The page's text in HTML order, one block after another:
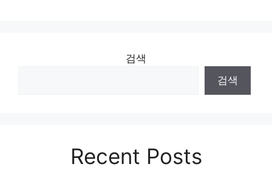
검색
검색
Recent Posts